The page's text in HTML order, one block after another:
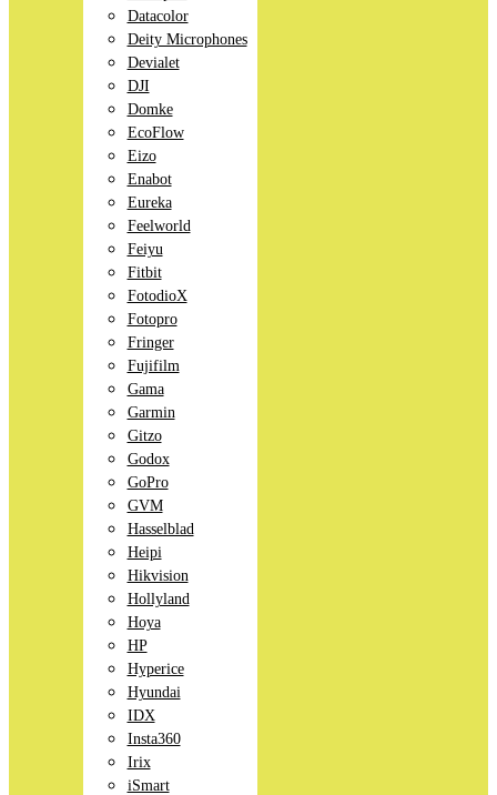
Datacolor
Deity Microphones
Devialet
DJI
Domke
EcoFlow
Eizo
Enabot
Eureka
Feelworld
Feiyu
Fitbit
FotodioX
Fotopro
Fringer
Fujifilm
Gama
Garmin
Gitzo
Godox
GoPro
GVM
Hasselblad
Heipi
Hikvision
Hollyland
Hoya
HP
Hyperice
Hyundai
IDX
Insta360
Irix
iSmart